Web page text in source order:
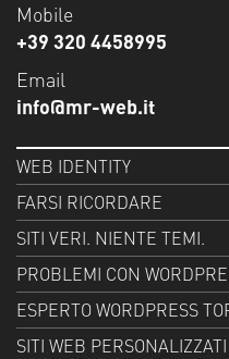
Mobile
+39 320 4458995
Email
info@mr-web.it
WEB IDENTITY
FARSI RICORDARE
SITI VERI. NIENTE TEMI.
PROBLEMI CON
ESPERTO WORDPRESS
SITI WEB PERSONALIZZATI